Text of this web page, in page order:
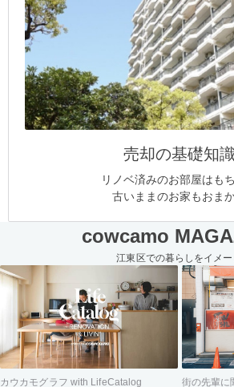
売却の基礎知識
リノベ済みのお部屋はも
古いままのお家もおま
cowcamo
江東区での暮らしをイメ
カウカモグラフ with LifeCatalog 街の先輩に